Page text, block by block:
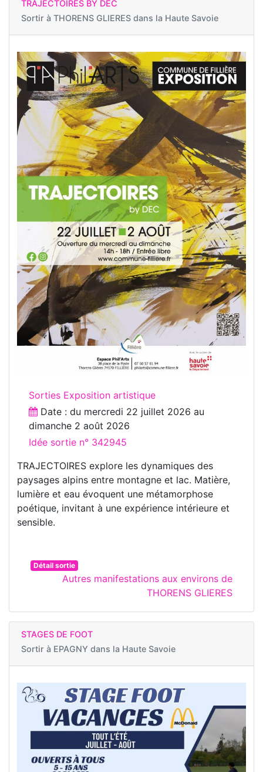
TRAJECTOIRES BY DEC
Sortir à THORENS GLIERES dans la Haute Savoie
Sorties Exposition artistique
Date : du mercredi 22 juillet 2026 au
dimanche 2 août 2026
Idée sortie n° 342945
TRAJECTOIRES explore les dynamiques des
paysages alpins entre montagne et lac. Matière,
lumière et eau évoquent une métamorphose
poétique, invitant à une expérience intérieure et
sensible.
Détail sortie
Autres manifestations aux environs de
THORENS GLIERES
STAGES DE FOOT
Sortir à EPAGNY dans la Haute Savoie